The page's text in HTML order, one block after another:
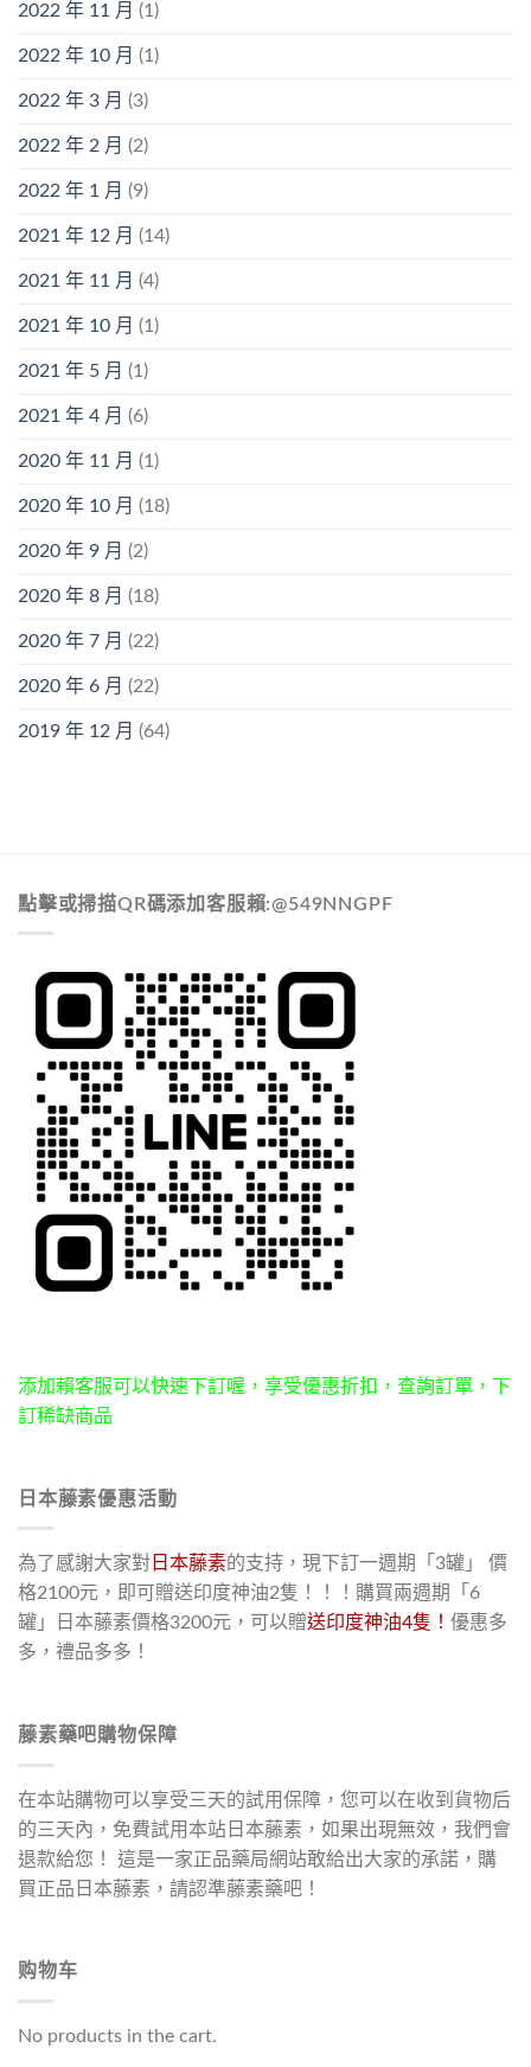
2022 年 11 月 (1)
2022 年 10 月 (1)
2022 年 3 月 (3)
2022 年 2 月 (2)
2022 年 1 月 (9)
2021 年 12 月 (14)
2021 年 11 月 (4)
2021 年 10 月 (1)
2021 年 5 月 (1)
2021 年 4 月 (6)
2020 年 11 月 (1)
2020 年 10 月 (18)
2020 年 9 月 (2)
2020 年 8 月 (18)
2020 年 7 月 (22)
2020 年 6 月 (22)
2019 年 12 月 (64)
點擊或掃描QR碼添加客服賴:@549NNGPF
添加賴客服可以快速下訂喔，享受優惠折扣，查詢訂單，下
訂稀缺商品
日本藤素優惠活動
為了感謝大家對 日本藤素的支持，現下訂一週期「3罐」 價
格2100元，即可贈送印度神油2隻！！！購買兩週期「6
罐」日本藤素價格3200元，可以贈送印度神油4隻！ 優惠多
多，禮品多多！
藤素藥吧購物保障
在本站購物可以享受三天的試用保障，您可以在收到貨物后
的三天內，免費試用本站日本藤素，如果出現無效，我們會
退款給您！ 這是一家正品藥局網站敢給出大家的承諾，購
買正品日本藤素，請認準藤素藥吧！
购物车
No products in the cart.